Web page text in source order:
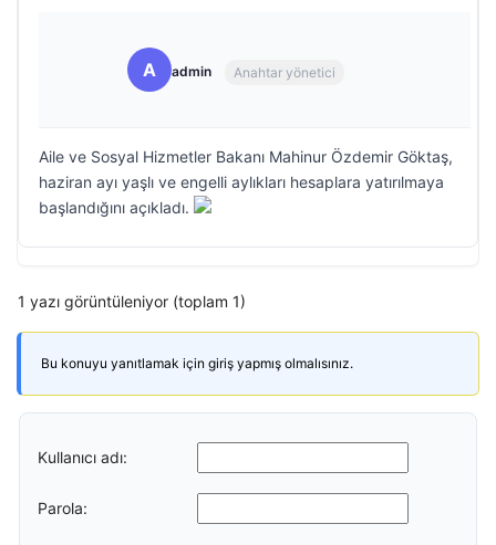
A admin Anahtar yönetici
Aile ve Sosyal Hizmetler Bakanı Mahinur Özdemir Göktaş,
haziran ayı yaşlı ve engelli aylıkları hesaplara yatırılmaya
başlandığını açıkladı.
1 yazı görüntüleniyor (toplam 1)
Bu konuyu yanıtlamak için giriş yapmış olmalısınız.
Kullanıcı adı:
Parola: